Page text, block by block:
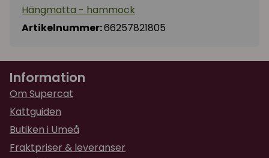
Hängmatta - hammock
Artikelnummer:66257821805
Information
Om Supercat
Kattguiden
Butiken i Umeå
Fraktpriser & leveranser